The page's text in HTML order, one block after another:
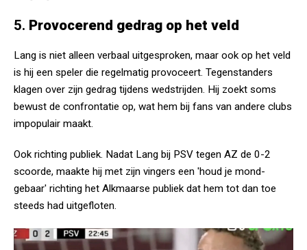
5. Provocerend gedrag op het veld
Lang is niet alleen verbaal uitgesproken, maar ook op het veld
is hij een speler die regelmatig provoceert. Tegenstanders
klagen over zijn gedrag tijdens wedstrijden. Hij zoekt soms
bewust de confrontatie op, wat hem bij fans van andere clubs
impopulair maakt.
Ook richting publiek. Nadat Lang bij PSV tegen AZ de 0-2
scoorde, maakte hij met zijn vingers een 'houd je mond-
gebaar' richting het Alkmaarse publiek dat hem tot dan toe
steeds had uitgefloten.